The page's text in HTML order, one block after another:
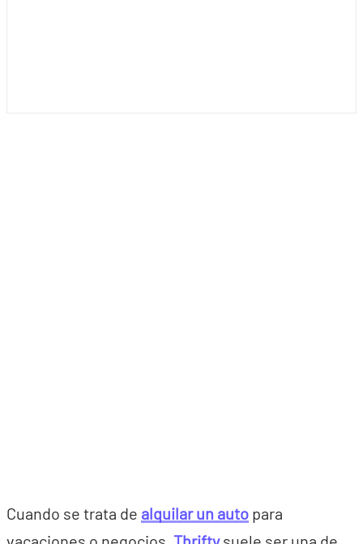
Cuando se trata de alquilar un auto para